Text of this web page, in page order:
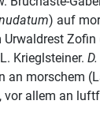
) auf
Zofin
Krieglsteiner.
an morschem
vor allem an